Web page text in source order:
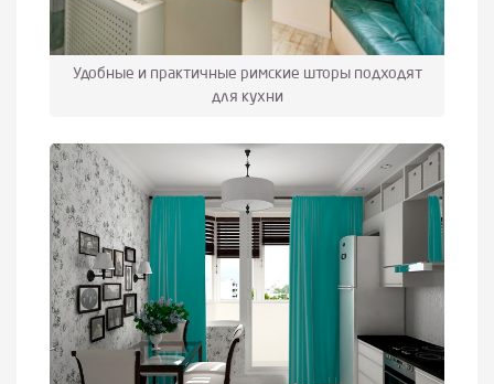
Удобные и практичные римские шторы подходят
для кухни